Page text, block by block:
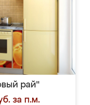
рай"
за п.м.